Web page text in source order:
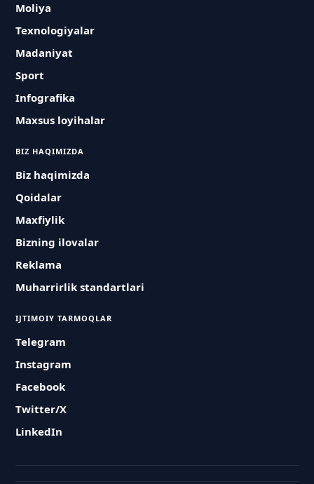
Moliya
Texnologiyalar
Madaniyat
Sport
Infografika
Maxsus loyihalar
BIZ HAQIMIZDA
Biz haqimizda
Qoidalar
Maxfiylik
Bizning ilovalar
Reklama
Muharrirlik standartlari
IJTIMOIY TARMOQLAR
Telegram
Instagram
Facebook
Twitter/X
LinkedIn